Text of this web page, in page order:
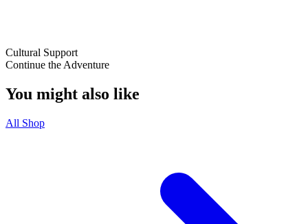
Cultural Support
Continue the Adventure
You might also like
All Shop